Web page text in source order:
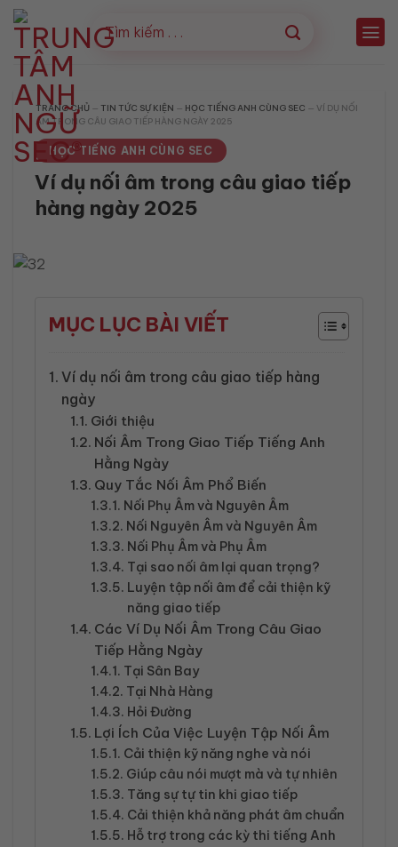
Bỏ
qua
nội
dung
TRANG CHỦ — TIN TỨC SỰ KIỆN — HỌC TIẾNG ANH CÙNG SEC — VÍ DỤ NỐI
ÂM TRONG CÂU GIAO TIẾP HÀNG NGÀY 2025
HỌC TIẾNG ANH CÙNG SEC
Ví dụ nối âm trong câu giao tiếp
hàng ngày 2025
MỤC LỤC BÀI VIẾT
Ví dụ nối âm trong câu giao tiếp hàng
ngày
Giới thiệu
Nối Âm Trong Giao Tiếp Tiếng Anh
Hằng Ngày
Quy Tắc Nối Âm Phổ Biến
Nối Phụ Âm và Nguyên Âm
Nối Nguyên Âm và Nguyên Âm
Nối Phụ Âm và Phụ Âm
Tại sao nối âm lại quan trọng?
Luyện tập nối âm để cải thiện kỹ
năng giao tiếp
Các Ví Dụ Nối Âm Trong Câu Giao
Tiếp Hằng Ngày
Tại Sân Bay
Tại Nhà Hàng
Hỏi Đường
Lợi Ích Của Việc Luyện Tập Nối Âm
Cải thiện kỹ năng nghe và nói
Giúp câu nói mượt mà và tự nhiên
Tăng sự tự tin khi giao tiếp
Cải thiện khả năng phát âm chuẩn
Hỗ trợ trong các kỳ thi tiếng Anh